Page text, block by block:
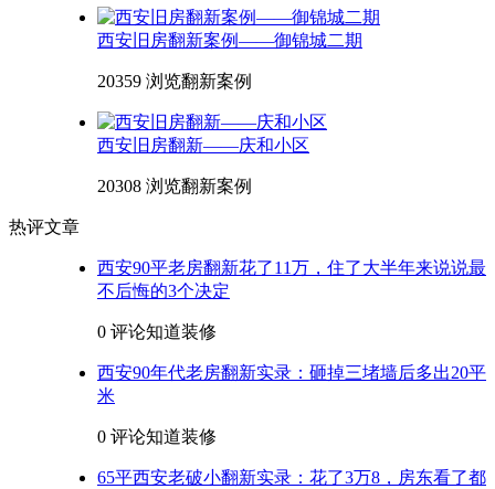
西安旧房翻新案例——御锦城二期
20359 浏览翻新案例
西安旧房翻新——庆和小区
20308 浏览翻新案例
热评文章
西安90平老房翻新花了11万，住了大半年来说说最
不后悔的3个决定
0 评论知道装修
西安90年代老房翻新实录：砸掉三堵墙后多出20平
米
0 评论知道装修
65平西安老破小翻新实录：花了3万8，房东看了都